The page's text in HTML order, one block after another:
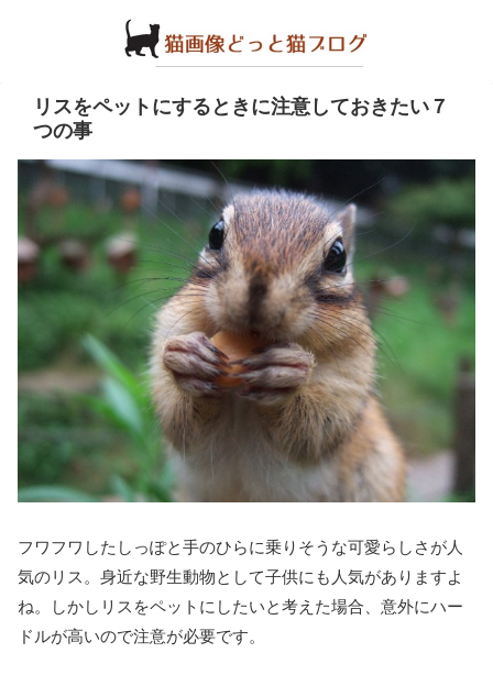
リスをペットにするときに注意しておきたい７
つの事
フワフワしたしっぽと手のひらに乗りそうな可愛らしさが人
気のリス。身近な野生動物として子供にも人気がありますよ
ね。しかしリスをペットにしたいと考えた場合、意外にハー
ドルが高いので注意が必要です。